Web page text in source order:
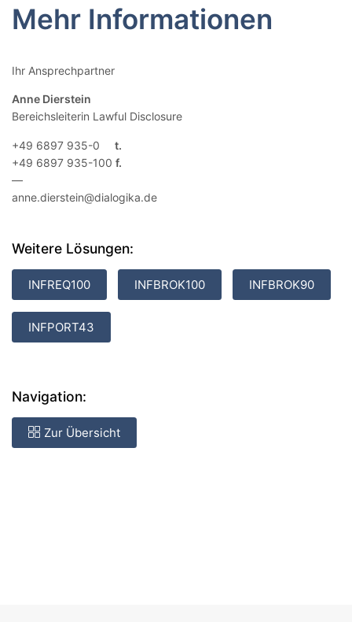
Mehr Informationen
Ihr Ansprechpartner
Anne Dierstein
Bereichsleiterin Lawful Disclosure
+49 6897 935-0
+49 6897 935-100
—
anne.dierstein@dialogika.de
Weitere Lösungen:
INFREQ100 INFBROK100 INFBROK90
INFPORT43
Navigation:
Zur Übersicht